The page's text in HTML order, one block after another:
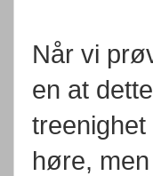
Når vi
en at
høre,